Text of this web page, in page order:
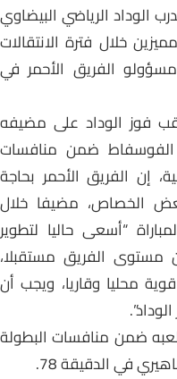
الرياضي البيضاوي
خلال فترة الانتقالات
الفريق الأحمر في
فوز الوداد على مضيفه
بملعب الفوسفاط ضمن منافسات
إن الفريق الأحمر بحاجة
الخصاص، مضيفا خلال
“أسعى حاليا لتطوير
الفريق مستقبلا،
محليا وقاريا، ويجب أن
ضمن منافسات البطولة
في الدقيقة 78.